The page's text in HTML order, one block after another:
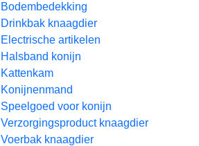
Bodembedekking
Drinkbak knaagdier
Electrische artikelen
Halsband konijn
Kattenkam
Konijnenmand
Speelgoed voor konijn​
Verzorgingsproduct knaagdier
Voerbak knaagdier